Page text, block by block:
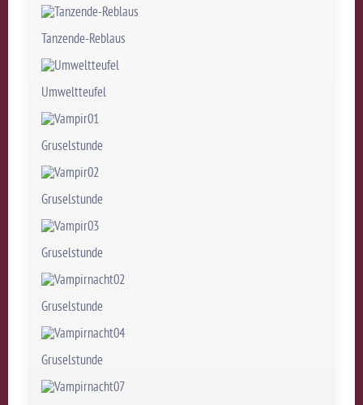
Tanzende-Reblaus
Umweltteufel
Gruselstunde
Gruselstunde
Gruselstunde
Gruselstunde
Gruselstunde